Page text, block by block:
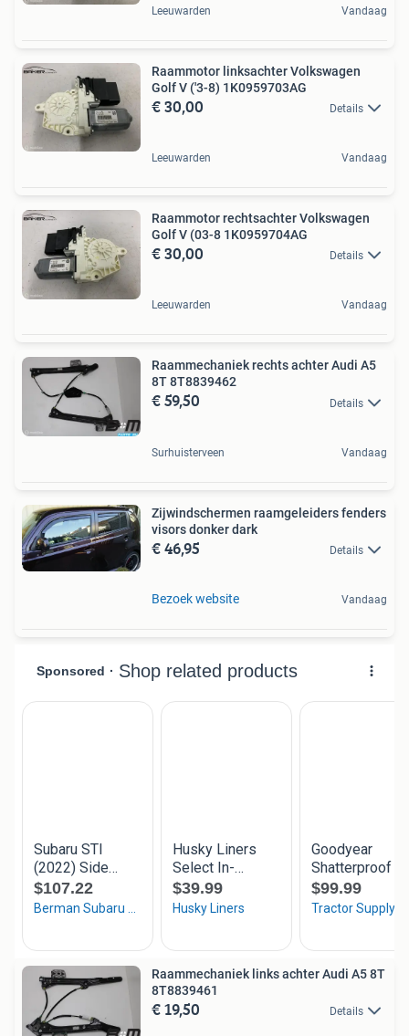
Leeuwarden Vandaag
Raammotor linksachter Volkswagen
Golf V ('3-8) 1K0959703AG
€ 30,00 Details
Leeuwarden Vandaag
Raammotor rechtsachter Volkswagen
Golf V (03-8 1K0959704AG
€ 30,00 Details
Leeuwarden Vandaag
Raammechaniek rechts achter Audi A5
8T 8T8839462
€ 59,50 Details
Surhuisterveen Vandaag
Zijwindschermen raamgeleiders fenders
visors donker dark
€ 46,95 Details
Bezoek website Vandaag
Raammechaniek links achter Audi A5 8T
8T8839461
€ 19,50 Details